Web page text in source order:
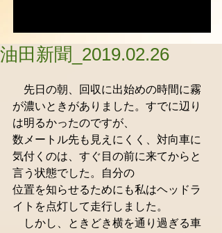
油田新聞_2019.02.26
先日の朝、回収に出始めの時間に霧
が濃いときがありました。すでに辺り
は明るかったのですが、
数メートル先も見えにくく、対向車に
気付くのは、すぐ目の前に来てからと
言う状態でした。自分の
位置を知らせるためにも私はヘッドラ
イトを点灯して走行しました。
しかし、ときどき横を通り過ぎる車